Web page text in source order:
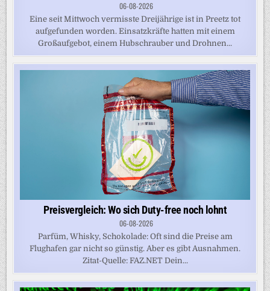
06-08-2026
Eine seit Mittwoch vermisste Dreijährige ist in Preetz tot
aufgefunden worden. Einsatzkräfte hatten mit einem
Großaufgebot, einem Hubschrauber und Drohnen...
Preisvergleich: Wo sich Duty-free noch lohnt
06-08-2026
Parfüm, Whisky, Schokolade: Oft sind die Preise am
Flughafen gar nicht so günstig. Aber es gibt Ausnahmen.
Zitat-Quelle: FAZ.NET Dein...